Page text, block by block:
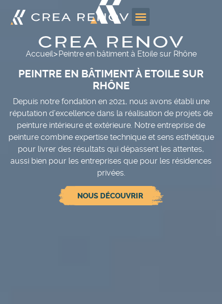
Accueil>Peintre en bâtiment à Etoile sur Rhône
PEINTRE EN BÂTIMENT À ETOILE SUR
RHÔNE
Depuis notre fondation en 2021, nous avons établi une
réputation d’excellence dans la réalisation de projets de
peinture intérieure et extérieure. Notre entreprise de
peinture combine expertise technique et sens esthétique
pour livrer des résultats qui dépassent les attentes,
aussi bien pour les entreprises que pour les résidences
privées.
NOUS DÉCOUVRIR